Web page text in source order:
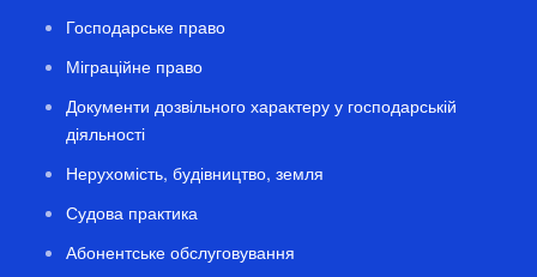
Господарське право
Міграційне право
Документи дозвільного характеру у господарській
діяльності
Нерухомість, будівництво, земля
Судова практика
Абонентське обслуговування